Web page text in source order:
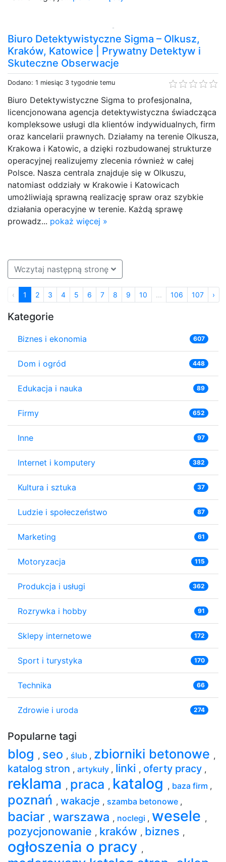
Biuro Detektywistyczne Sigma – Olkusz,
Kraków, Katowice | Prywatny Detektyw i
Skuteczne Obserwacje
Dodano: 1 miesiąc 3 tygodnie temu
Biuro Detektywistyczne Sigma to profesjonalna,
licencjonowana agencja detektywistyczna świadcząca
kompleksowe usługi dla klientów indywidualnych, firm
oraz kancelarii prawnych. Działamy na terenie Olkusza,
Krakowa i Katowic, a dzięki rozbudowanej strukturze
operacyjnej realizujemy zlecenia również w całej
Polsce. Nasza centrala znajduje się w Olkuszu,
natomiast oddziały w Krakowie i Katowicach
umożliwiają sprawną realizację spraw oraz szybkie
działania operacyjne w terenie. Każdą sprawę
prowadz... pokaż więcej »
Wczytaj następną stronę
‹ 1 2 3 4 5 6 7 8 9 10 ... 106 107 ›
Kategorie
Biznes i ekonomia 607
Dom i ogród 448
Edukacja i nauka 89
Firmy 652
Inne 97
Internet i komputery 382
Kultura i sztuka 37
Ludzie i społeczeństwo 87
Marketing 61
Motoryzacja 115
Produkcja i usługi 362
Rozrywka i hobby 91
Sklepy internetowe 172
Sport i turystyka 170
Technika 66
Zdrowie i uroda 274
Popularne tagi
blog , seo , ślub , zbiorniki betonowe ,
katalog stron , artykuły , linki , oferty pracy ,
reklama , praca , katalog , baza firm ,
poznań , wakacje , szamba betonowe ,
baciar , warszawa , noclegi , wesele ,
pozycjonowanie , kraków , biznes ,
ogłoszenia o pracy ,